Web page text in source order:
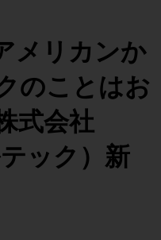
メリカンか
のことはお
式会社
ック）新